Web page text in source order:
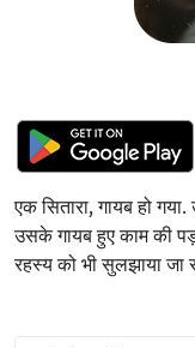
एक सितारा, गायब हो
उसके गायब हुए काम की
रहस्य को भी सुलझाया